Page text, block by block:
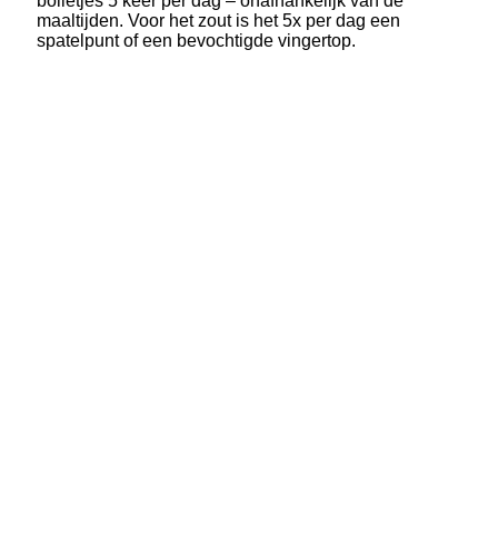
maaltijden. Voor het zout is het 5x per dag een
spatelpunt of een bevochtigde vingertop.